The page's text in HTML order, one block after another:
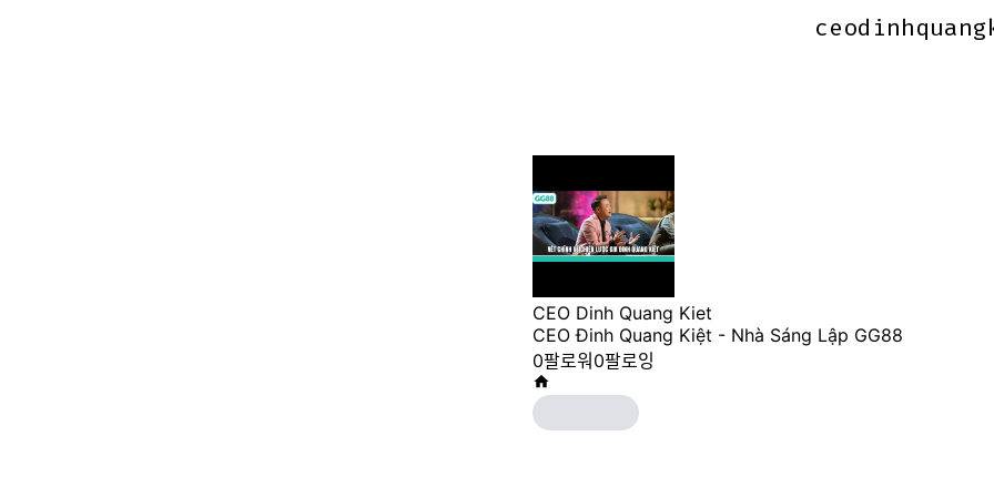
CEO Dinh Quang Kiet
CEO Đinh Quang Kiệt - Nhà Sáng Lập GG88
0팔로워 0팔로잉